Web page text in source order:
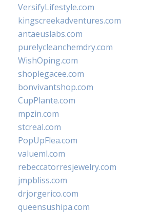
VersifyLifestyle.com
kingscreekadventures.com
antaeuslabs.com
purelycleanchemdry.com
WishOping.com
shoplegacee.com
bonvivantshop.com
CupPlante.com
mpzin.com
stcreal.com
PopUpFlea.com
valueml.com
rebeccatorresjewelry.com
jmpbliss.com
drjorgerico.com
queensushipa.com